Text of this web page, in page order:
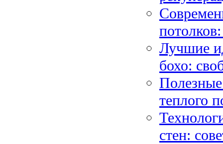
Лучшие
бохо:
теплого
стен: